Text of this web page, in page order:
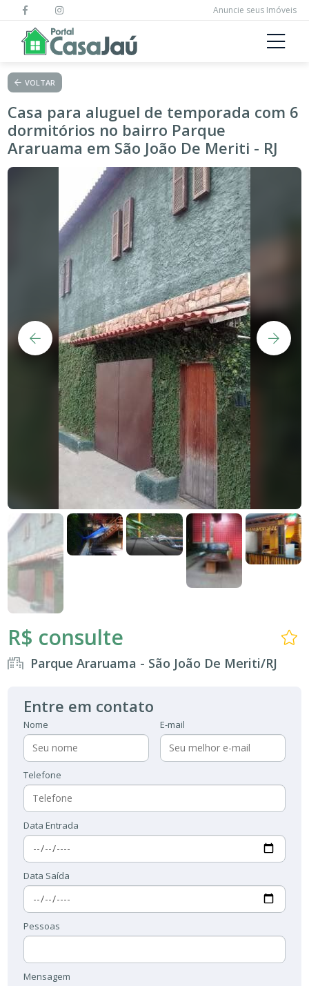
Anuncie seus Imóveis
VOLTAR
Casa para aluguel de temporada com 6
dormitórios no bairro Parque
Araruama em São João De Meriti - RJ
R$ consulte
Parque Araruama - São João De Meriti/RJ
Entre em contato
Nome E-mail
Telefone
Data Entrada
Data Saída
Pessoas
Mensagem